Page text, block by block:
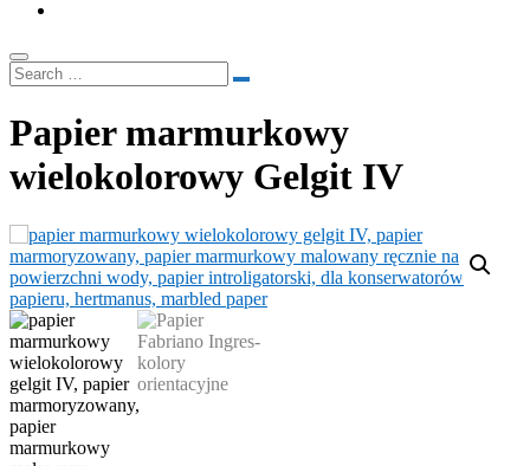
Papier marmurkowy
wielokolorowy Gelgit IV